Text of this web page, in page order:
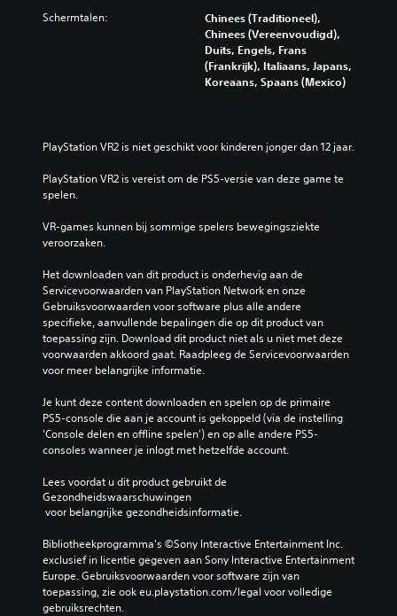
Schermtalen:
Chinees (Traditioneel),
Chinees (Vereenvoudigd),
Duits, Engels, Frans
(Frankrijk), Italiaans, Japans,
Koreaans, Spaans (Mexico)
PlayStation VR2 is niet geschikt voor kinderen jonger dan 12 jaar.
PlayStation VR2 is vereist om de PS5-versie van deze game te
spelen.
VR-games kunnen bij sommige spelers bewegingsziekte
veroorzaken.
Het downloaden van dit product is onderhevig aan de
Servicevoorwaarden van PlayStation Network en onze
Gebruiksvoorwaarden voor software plus alle andere
specifieke, aanvullende bepalingen die op dit product van
toepassing zijn. Download dit product niet als u niet met deze
voorwaarden akkoord gaat. Raadpleeg de Servicevoorwaarden
voor meer belangrijke informatie.
Je kunt deze content downloaden en spelen op de primaire
PS5-console die aan je account is gekoppeld (via de instelling
'Console delen en offline spelen') en op alle andere PS5-
consoles wanneer je inlogt met hetzelfde account.
Lees voordat u dit product gebruikt de
Gezondheidswaarschuwingen
voor belangrijke gezondheidsinformatie.
Bibliotheekprogramma's ©Sony Interactive Entertainment Inc.
exclusief in licentie gegeven aan Sony Interactive Entertainment
Europe. Gebruiksvoorwaarden voor software zijn van
toepassing, zie ook eu.playstation.com/legal voor volledige
gebruiksrechten.